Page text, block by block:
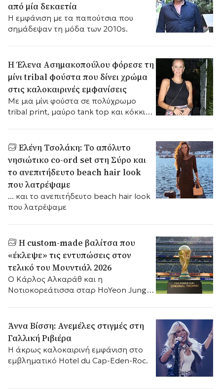
από μία δεκαετία
Η εμφάνιση με τα παπούτσια που
σημάδεψαν τη μόδα των 2010s.
Η Έλενα Ασημακοπούλου φόρεσε τη
μίνι tribal φούστα που δίνει χρώμα
στις καλοκαιρινές εμφανίσεις
Με μια μίνι φούστα σε πολύχρωμο
tribal print, μαύρο tank top και κόκκινα
με καλοκαιρινή διάθεση για τη
βραδινή της έξοδο στο Θέατρο Άλσος.
Ελένη Τσολάκη: Το απόλυτο
νησιώτικο co-ord set στη Σύρο και
το ανεπιτήδευτο beach hair look
που λατρέψαμε
... και το ανεπιτήδευτο beach hair look
που λατρέψαμε
Η custom-made βαλίτσα που
«έκλεψε» τις εντυπώσεις στον
τελικό του Μουντιάλ 2026
Ο Κάρλος Αλκαράθ και η
Νοτιοκορεάτισσα σταρ HoYeon Jung
σχεδιασμένη, χειροποίητη δημιουργία
γαλλικού οίκου.
Άννα Βίσση: Ανεμέλες στιγμές στη
Γαλλική Ριβιέρα
Η άκρως καλοκαιρινή εμφάνιση στο
εμβληματικό Hotel du Cap-Eden-Roc.